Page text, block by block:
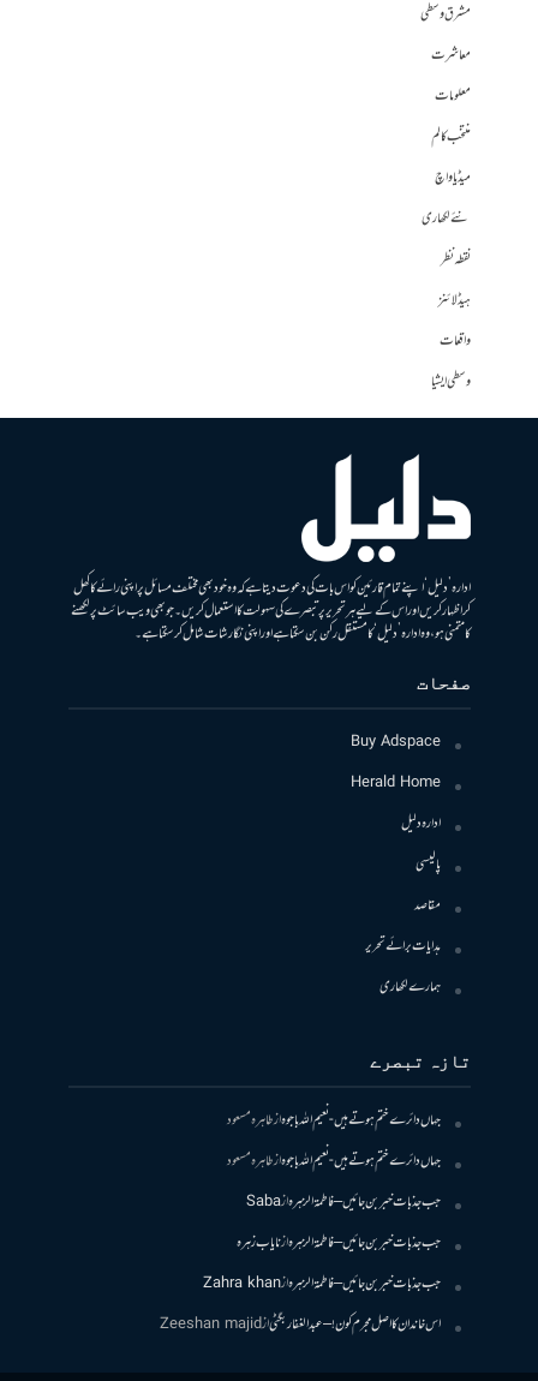
مشرق وسطی
معاشرت
معلومات
منتخب کالم
میڈیا واچ
نئے لکھاری
نقطہ نظر
ہیڈلائنز
واقعات
وسطی ایشیا
ادارہ ’دلیل‘ اپنے تمام قارئین کو اس بات کی دعوت دیتا ہے کہ وہ خود بھی مختلف مسائل پر اپنی رائے کا کھل
کر اظہار کریں اور اس کے لیے ہر تحریر پر تبصرے کی سہولت کا استعمال کریں۔ جو بھی ویب سائٹ پر لکھنے
کا متمنی ہو، وہ ادارہ ’دلیل‘ کا مستقل رکن بن سکتا ہے اور اپنی نگارشات شامل کرسکتا ہے۔
صفحات
Buy Adspace
Herald Home
ادارہ دلیل
پالیسی
مقاصد
ہدایات برائے تحریر
ہمارے لکھاری
تازہ تبصرے
جہاں دائرے ختم ہوتے ہیں- نعیم اللہ باجوہازطاہرہ مسعود
جہاں دائرے ختم ہوتے ہیں- نعیم اللہ باجوہازطاہرہ مسعود
جب جذبات خبر بن جائیں – فاطمۃالزہرہازSaba
جب جذبات خبر بن جائیں – فاطمۃالزہرہازنایاب زہرہ
جب جذبات خبر بن جائیں – فاطمۃالزہرہازZahra khan
اس خاندان کا اصل مجرم کون! – عبدالغفار بگٹیازZeeshan majid